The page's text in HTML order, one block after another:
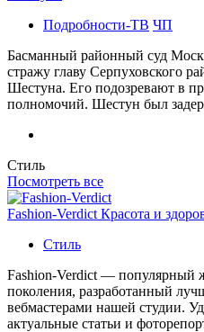
Подробности-ТВ ЧП
Басманный районный суд
стражу главу Серпуховского
Шестуна. Его подозревают в
полномочий. Шестун был
Стиль
Посмотреть все
Fashion-Verdict Красота и
Стиль
Fashion-Verdict — популярный
поколения, разработанный
вебмастерами нашей студии.
актуальные статьи и